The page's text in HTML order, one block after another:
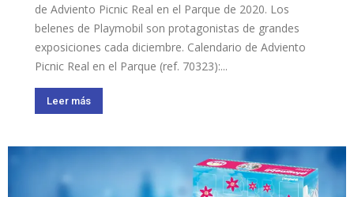
de Adviento Picnic Real en el Parque de 2020. Los
belenes de Playmobil son protagonistas de grandes
exposiciones cada diciembre. Calendario de Adviento
Picnic Real en el Parque (ref. 70323):...
Leer más